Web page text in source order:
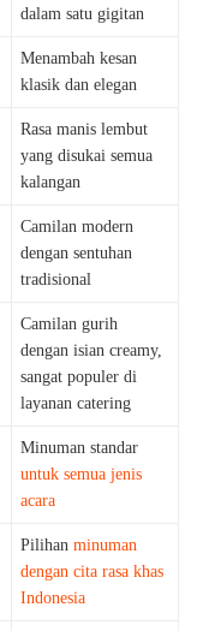
dalam satu gigitan
Menambah kesan
klasik dan elegan
Rasa manis lembut
yang disukai semua
kalangan
Camilan modern
dengan sentuhan
tradisional
Camilan gurih
dengan isian creamy,
sangat populer di
layanan catering
Minuman standar
untuk semua jenis
acara
Pilihan minuman
dengan cita rasa khas
Indonesia